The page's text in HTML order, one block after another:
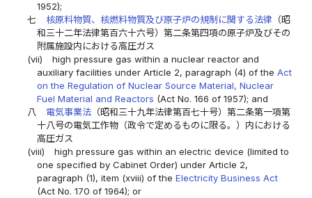
1952);
七
核原料物質、核燃料物質及び原子炉の規制に関する法律 （昭
和三十二年法律第百六十六号）第二条第四項の原子炉及びその
附属施設内における高圧ガス
(vii)
high pressure gas within a nuclear reactor and
auxiliary facilities under Article 2, paragraph (4) of the Act
on the Regulation of Nuclear Source Material, Nuclear
Fuel Material and Reactors (Act No. 166 of 1957); and
八
電気事業法（昭和三十九年法律第百七十号）第二条第一項第
十八号の電気工作物（政令で定めるものに限る。）内における
高圧ガス
(viii)
high pressure gas within an electric device (limited to
one specified by Cabinet Order) under Article 2,
paragraph (1), item (xviii) of the Electricity Business Act
(Act No. 170 of 1964); or